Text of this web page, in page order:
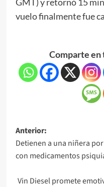
vuelo finalmente fue
Comparte en
Anterior:
Detienen a una niñera
con medicamentos
Vin Diesel promete